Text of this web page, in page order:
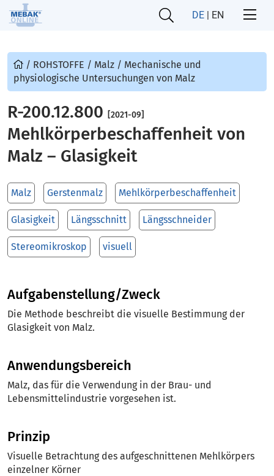
DE | EN
/ ROHSTOFFE / Malz / Mechanische und
physiologische Untersuchungen von Malz
R-200.12.800 [2021-09]
Mehlkörperbeschaffenheit von
Malz – Glasigkeit
Malz Gerstenmalz Mehlkörperbeschaffenheit
Glasigkeit Längsschnitt Längsschneider
Stereomikroskop visuell
Aufgabenstellung/Zweck
Die Methode beschreibt die visuelle Bestimmung der
Glasigkeit von Malz.
Anwendungsbereich
Malz, das für die Verwendung in der Brau- und
Lebensmittelindustrie vorgesehen ist.
Prinzip
Visuelle Betrachtung des aufgeschnittenen Mehlkörpers
einzelner Körner